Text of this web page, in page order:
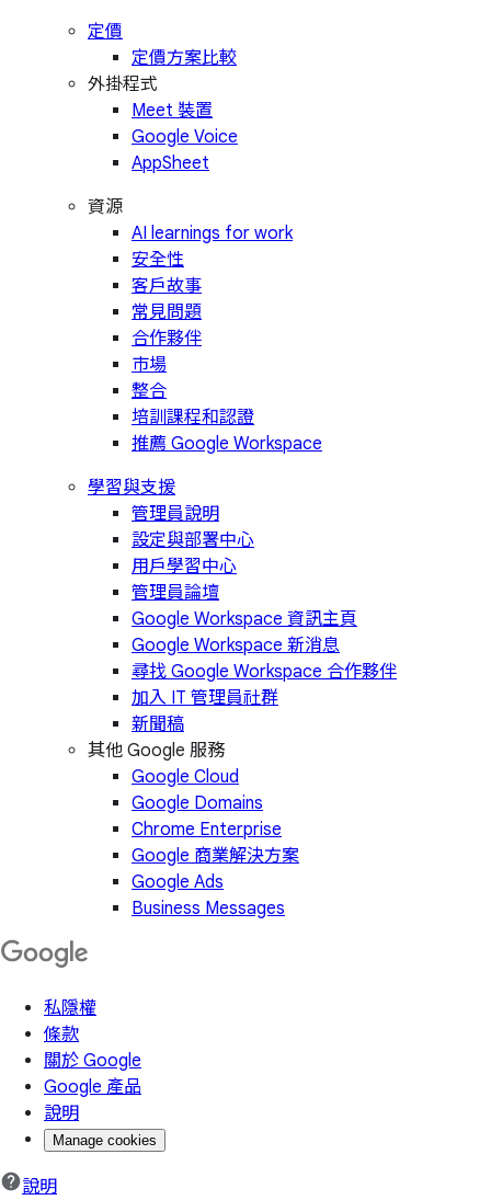
定價
定價方案比較
外掛程式
Meet 裝置
Google Voice
AppSheet
資源
AI learnings for work
安全性
客戶故事
常見問題
合作夥伴
市場
整合
培訓課程和認證
推薦 Google Workspace
學習與支援
管理員說明
設定與部署中心
用戶學習中心
管理員論壇
Google Workspace 資訊主頁
Google Workspace 新消息
尋找 Google Workspace 合作夥伴
加入 IT 管理員社群
新聞稿
其他 Google 服務
Google Cloud
Google Domains
Chrome Enterprise
Google 商業解決方案
Google Ads
Business Messages
私隱權
條款
關於 Google
Google 產品
說明
Manage cookies
說明